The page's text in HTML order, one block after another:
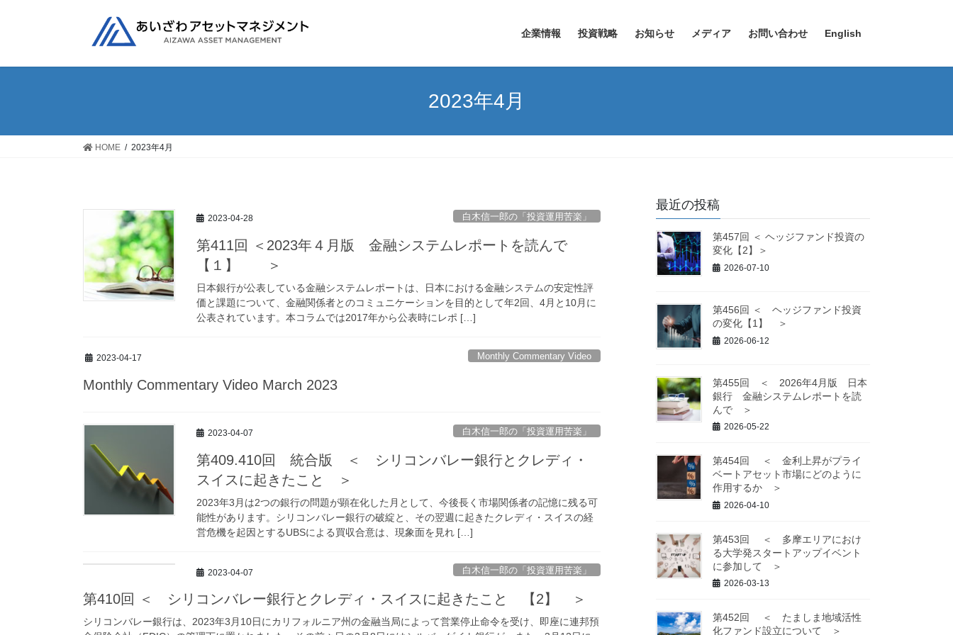
企業情報 投資戦略 お知らせ メディア お問い合わせ English
2023年4月
HOME 2023年4月
2023-04-28 白木信一郎の「投資運用苦楽」
第411回 ＜2023年４月版 金融システムレポートを読んで
【１】 ＞
日本銀行が公表している金融システムレポートは、日本における金融システムの安定性評
価と課題について、金融関係者とのコミュニケーションを目的として年2回、4月と10月に
公表されています。本コラムでは2017年から公表時にレポ […]
2023-04-17 Monthly Commentary Video
Monthly Commentary Video March 2023
2023-04-07 白木信一郎の「投資運用苦楽」
第409.410回 統合版 ＜ シリコンバレー銀行とクレディ・
スイスに起きたこと ＞
2023年3月は2つの銀行の問題が顕在化した月として、今後長く市場関係者の記憶に残る可
能性があります。シリコンバレー銀行の破綻と、その翌週に起きたクレディ・スイスの経
営危機を起因とするUBSによる買収合意は、現象面を見れ […]
2023-04-07 白木信一郎の「投資運用苦楽」
第410回 ＜ シリコンバレー銀行とクレディ・スイスに起きたこと 【2】 ＞
シリコンバレー銀行は、2023年3月10日にカリフォルニア州の金融当局によって営業停止命令を受け、即座に連邦預
最近の投稿
第457回 ＜ ヘッジファンド投資の
変化【2】＞
2026-07-10
第456回 ＜ ヘッジファンド投資
の変化【1】 ＞
2026-06-12
第455回 ＜ 2026年4月版 日本
銀行 金融システムレポートを読
んで ＞
2026-05-22
第454回 ＜ 金利上昇がプライ
ベートアセット市場にどのように
作用するか ＞
2026-04-10
第453回 ＜ 多摩エリアにおけ
る大学発スタートアップイベント
に参加して ＞
2026-03-13
第452回 ＜ たましま地域活性
化ファンド設立について ＞